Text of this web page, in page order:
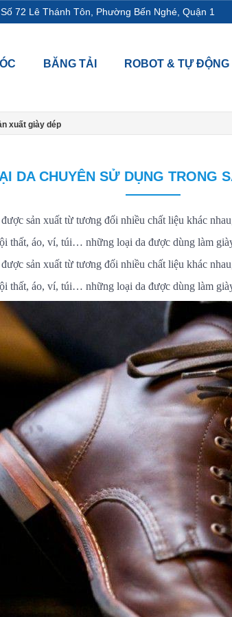
Thánh Tôn, Phường Bến Nghé, Quận 1
BĂNG TẢI ROBOT & TỰ ĐỘNG
xuất giày dép
DA CHUYÊN SỬ DỤNG TRONG
sản xuất từ tương đối nhiều chất liệu khác
thất, áo, ví, túi… những loại da được dùng làm
sản xuất từ tương đối nhiều chất liệu khác
thất, áo, ví, túi… những loại da được dùng làm